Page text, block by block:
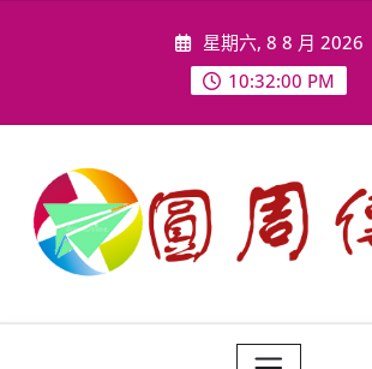
星期六, 8 8 月 2026
10:32:02 PM